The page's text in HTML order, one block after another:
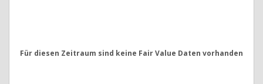
Für diesen Zeitraum sind keine Fair Value Daten vorhanden